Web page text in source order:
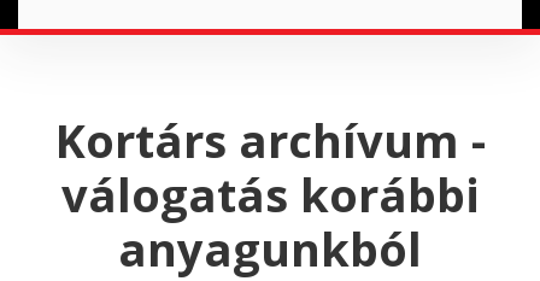
Kortárs archívum -
válogatás korábbi
anyagunkból